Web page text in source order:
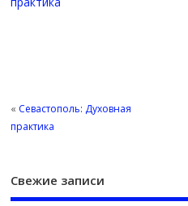
« Севастополь: Духовная
практика
Свежие записи